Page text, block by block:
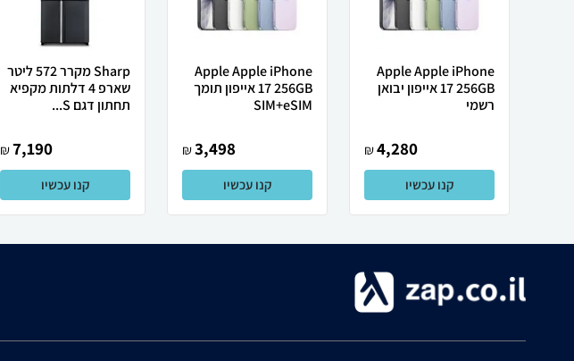
Apple Apple iPhone
17 256GB אייפון יבואן
רשמי
4,280
₪
קנו עכשיו
Apple Apple iPhone
17 256GB אייפון תומך
SIM+eSIM
3,498
₪
קנו עכשיו
Sharp מקרר 572 ליטר
שארפ 4 דלתות מקפיא
תחתון דגם S...
7,190
₪
קנו עכשיו